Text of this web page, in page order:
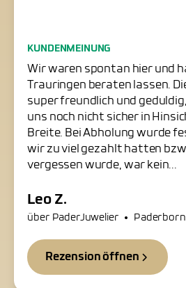
Freundliche
in Paderborn
KUNDENMEINUNG
Wir waren spontan hier und
Trauringen beraten lassen.
super freundlich und
uns noch nicht sicher in
Breite. Bei Abholung wurde
wir zu viel gezahlt hatten
vergessen wurde, war kein...
Leo Z.
über PaderJuwelier • Paderborn
Rezension öffnen